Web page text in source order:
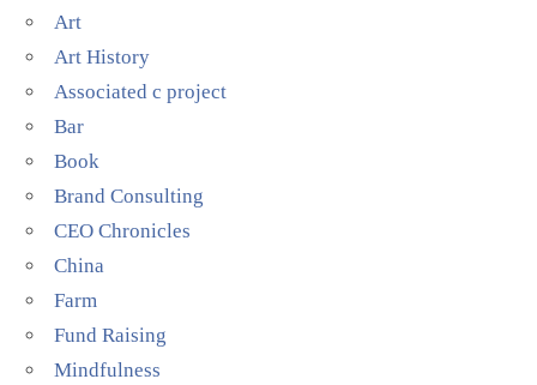
Art
Art History
Associated c project
Bar
Book
Brand Consulting
CEO Chronicles
China
Farm
Fund Raising
Mindfulness